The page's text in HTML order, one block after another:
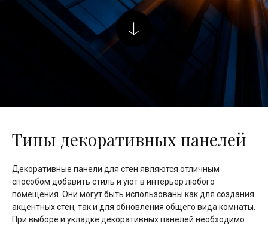
Типы декоративных панелей
Декоративные панели для стен являются отличным
способом добавить стиль и уют в интерьер любого
помещения. Они могут быть использованы как для создания
акцентных стен, так и для обновления общего вида комнаты.
При выборе и укладке декоративных панелей необходимо